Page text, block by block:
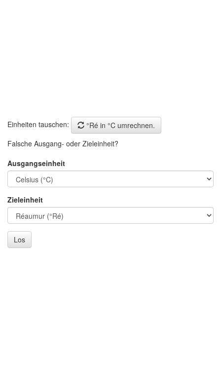
Einheiten tauschen:
°Ré in °C umrechnen.
Falsche Ausgang- oder Zieleinheit?
Ausgangseinheit
Zieleinheit
Los